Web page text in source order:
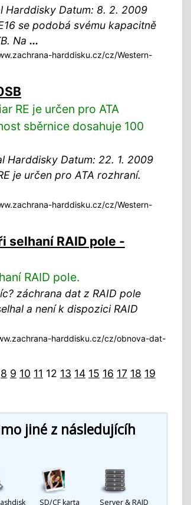
Harddisky Datum: 8. 2. 2009
se podobá svému kapacitně
Na ...
harddisku.cz/cz/Western-
RE je určen pro ATA
sběrnice dosahuje 100
Harddisky Datum: 22. 1. 2009
je určen pro ATA rozhraní.
harddisku.cz/cz/Western-
selhaní RAID pole -
RAID pole.
záchrana dat z RAID pole
a není k dispozici RAID
harddisku.cz/cz/obnova-dat-
8 9 10 11 12 13 14 15 16 17 18 19
jiné z následujícíh
SD/CF karta Server & RAID